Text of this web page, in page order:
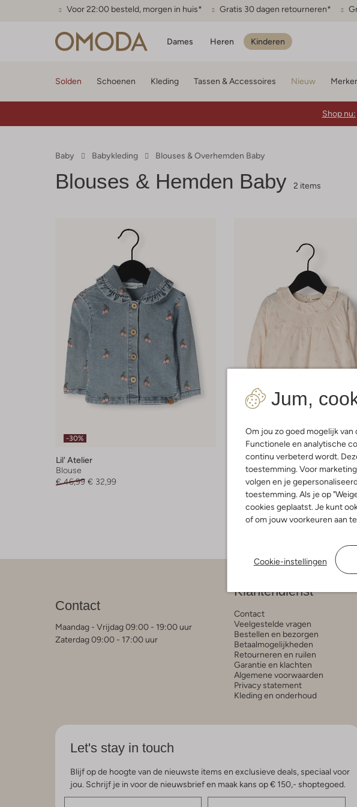
Voor 22:00 besteld, morgen in huis* Gratis 30 dagen retourneren*
Dames Heren Kinderen
Jum,
Om jou zo goed mogelijk
Functionele en analytische
continu verbeterd wordt.
toestemming. Voor
volgen en je
toestemming. Als je op
cookies geplaatst. Je kunt
of om jouw voorkeuren aan
Cookie-instellingen
Solden Schoenen Kleding Tassen & Accessoires Nieuw
Shop nu:
Baby Babykleding Blouses & Overhemden Baby
Blouses & Hemden Baby 2 items
-30%
Lil' Atelier
Blouse
€ 46,99 € 32,99
-20%
Lil' Atelier
Blouse
€ 32,99 € 25,99
Contact
Maandag - Vrijdag 09:00 - 19:00 uur
Zaterdag 09:00 - 17:00 uur
Klantendienst
Contact
Veelgestelde vragen
Bestellen en bezorgen
Betaalmogelijkheden
Retourneren en ruilen
Garantie en klachten
Algemene voorwaarden
Privacy statement
Kleding en onderhoud
Let's stay in touch
Blijf op de hoogte van de nieuwste items en exclusieve deals, speciaal voor
jou. Schrijf je in voor de nieuwsbrief en maak kans op € 150,- shoptegoed.